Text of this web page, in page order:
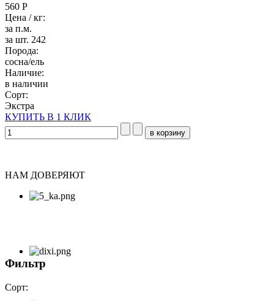
560 Р
Цена / кг:
за п.м.
за шт. 242
Порода:
сосна/ель
Наличие:
в наличии
Сорт:
Экстра
КУПИТЬ В 1 КЛИК
НАМ ДОВЕРЯЮТ
Фильтр
Сорт: